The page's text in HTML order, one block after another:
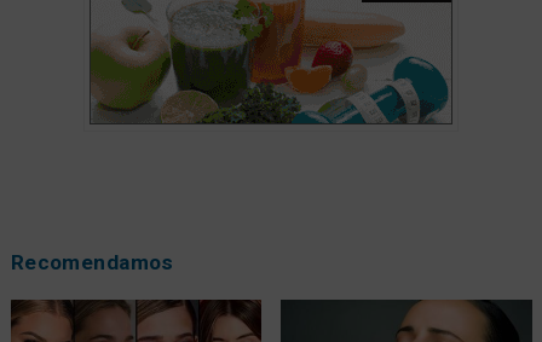
Recomendamos